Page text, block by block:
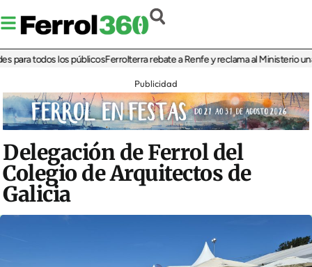
todos los públicosFerrolterra rebate a Renfe y reclama al Ministerio una
Publicidad
Delegación de Ferrol del
Colegio de Arquitectos de
Galicia